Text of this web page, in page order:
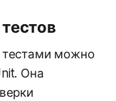
тестами можно
Она